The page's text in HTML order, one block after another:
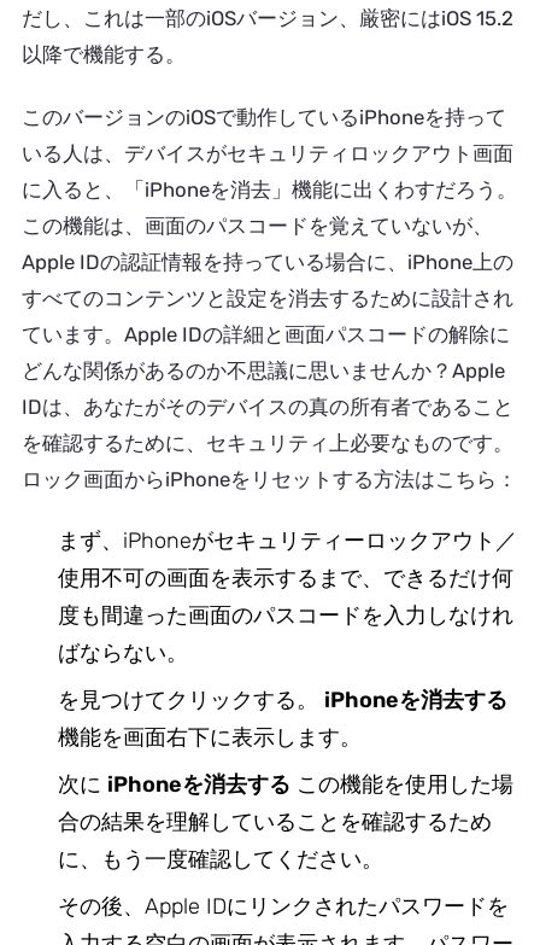
だし、これは一部のiOSバージョン、厳密にはiOS 15.2
以降で機能する。
このバージョンのiOSで動作しているiPhoneを持って
いる人は、デバイスがセキュリティロックアウト画面
に入ると、「iPhoneを消去」機能に出くわすだろう。
この機能は、画面のパスコードを覚えていないが、
Apple IDの認証情報を持っている場合に、iPhone上の
すべてのコンテンツと設定を消去するために設計され
ています。Apple IDの詳細と画面パスコードの解除に
どんな関係があるのか不思議に思いませんか？Apple
IDは、あなたがそのデバイスの真の所有者であること
を確認するために、セキュリティ上必要なものです。
ロック画面からiPhoneをリセットする方法はこちら：
まず、iPhoneがセキュリティーロックアウト／
使用不可の画面を表示するまで、できるだけ何
度も間違った画面のパスコードを入力しなけれ
ばならない。
を見つけてクリックする。 iPhoneを消去する
機能を画面右下に表示します。
次に iPhoneを消去する この機能を使用した場
合の結果を理解していることを確認するため
に、もう一度確認してください。
その後、Apple IDにリンクされたパスワードを